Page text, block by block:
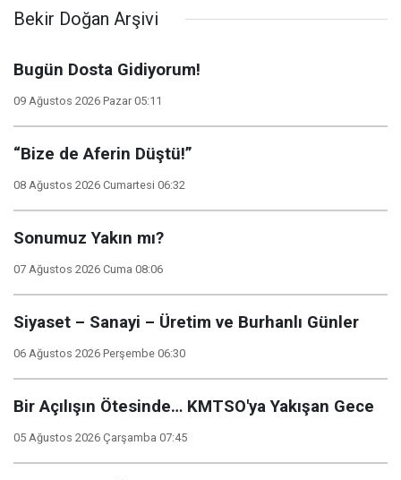
Bekir Doğan Arşivi
Bugün Dosta Gidiyorum!
09 Ağustos 2026 Pazar 05:11
“Bize de Aferin Düştü!”
08 Ağustos 2026 Cumartesi 06:32
Sonumuz Yakın mı?
07 Ağustos 2026 Cuma 08:06
Siyaset – Sanayi – Üretim ve Burhanlı Günler
06 Ağustos 2026 Perşembe 06:30
Bir Açılışın Ötesinde… KMTSO'ya Yakışan Gece
05 Ağustos 2026 Çarşamba 07:45